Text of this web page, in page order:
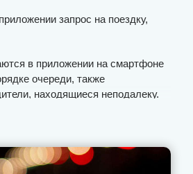
запрос на поездку,
в приложении на смартфоне
очереди, также
находящиеся неподалеку.
решение взять пассажиров,
сообщение с информацией об